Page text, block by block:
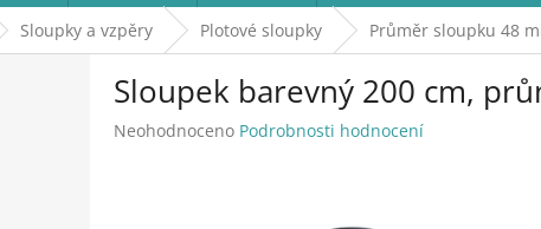
Sloupky a vzpěry Plotové sloupky Průměr sloupku 48
Sloupek barevný 200 cm,
Průměrné
Neohodnoceno Podrobnosti hodnocení